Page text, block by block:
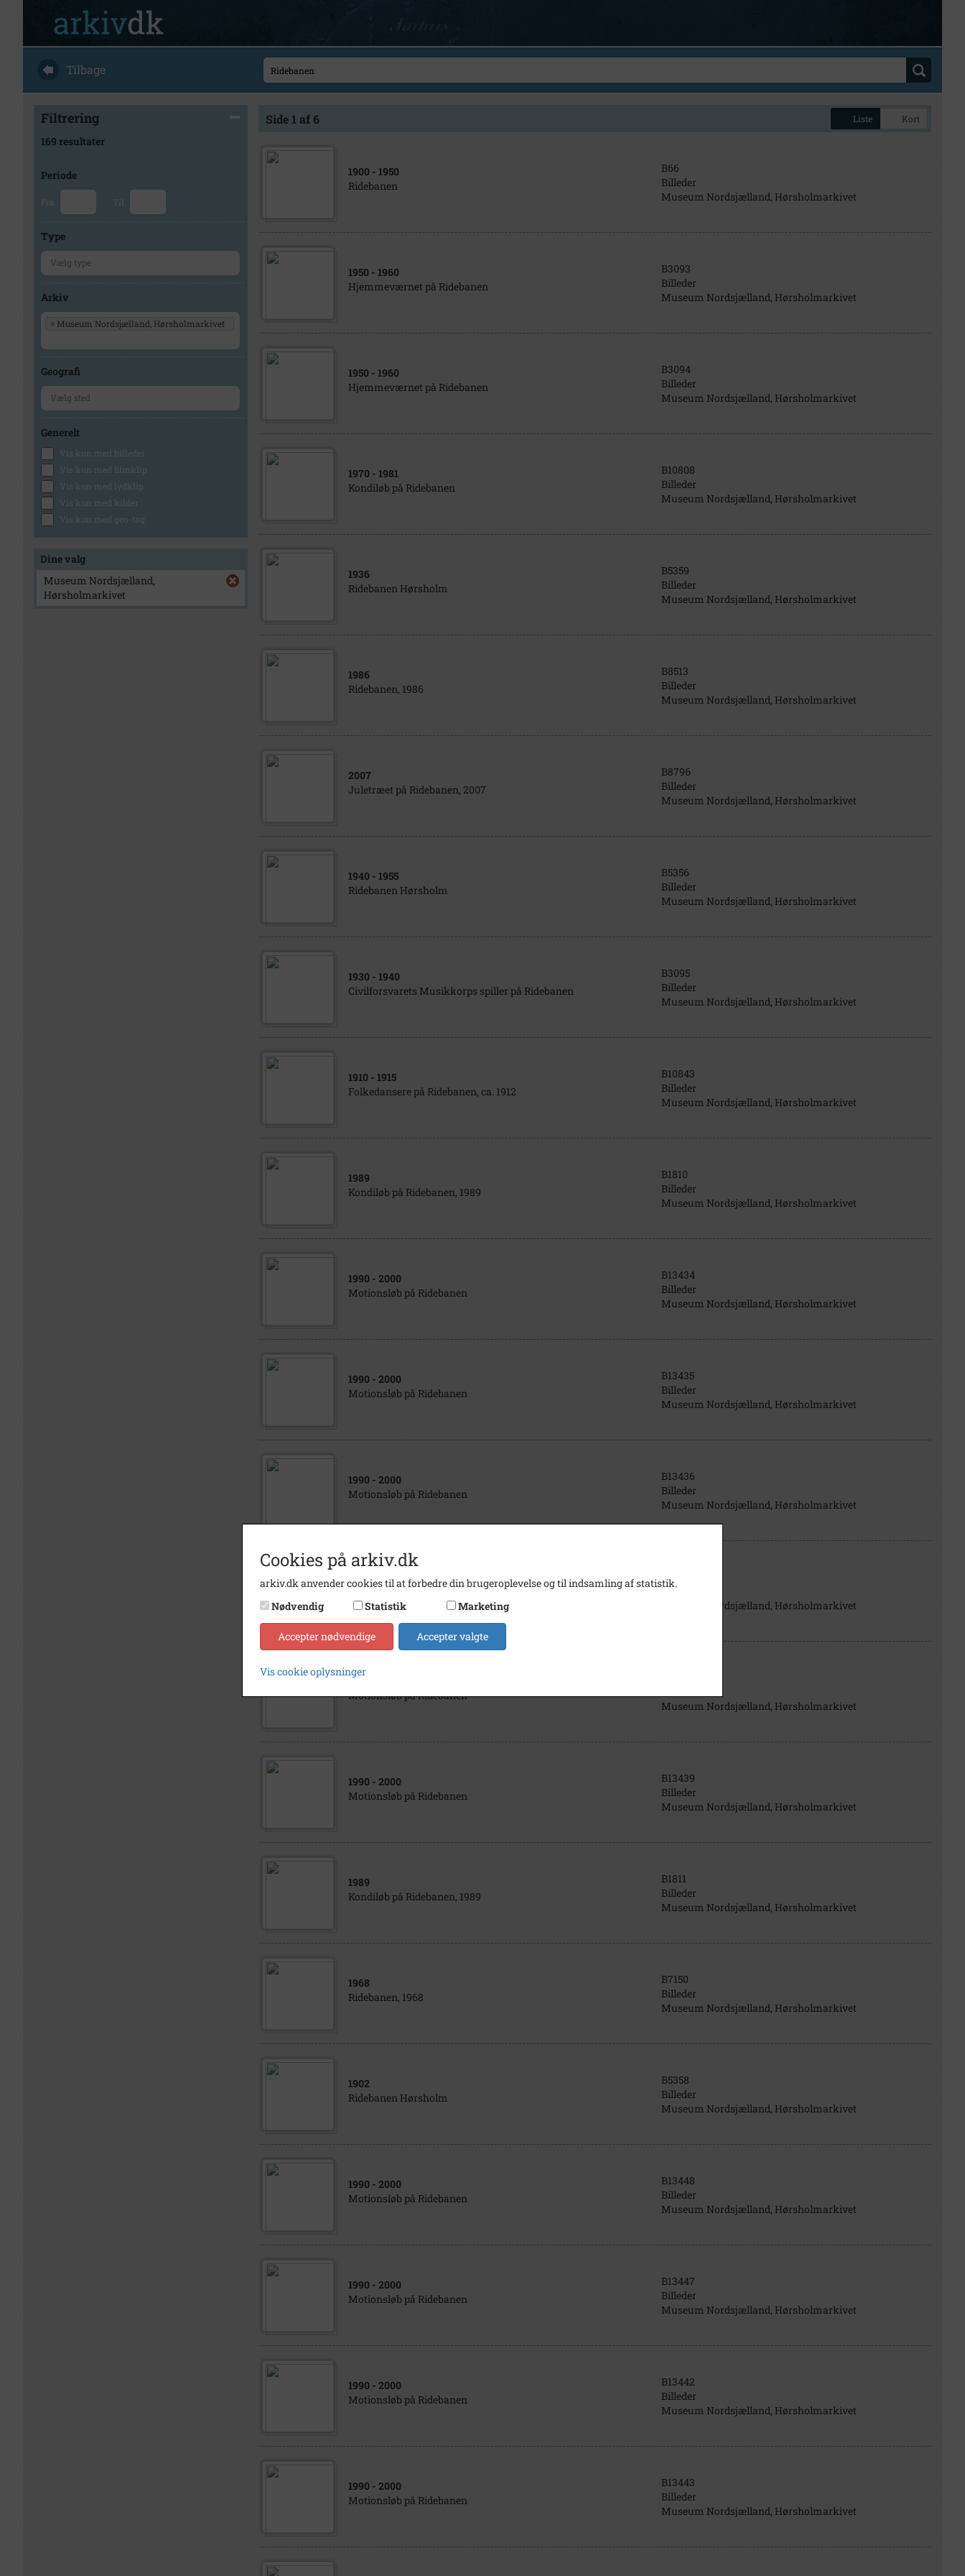
Tilbage
Filtrering
169 resultater
Periode
Fra Til
Type
Arkiv
× Museum Nordsjælland, Hørsholmarkivet
Geografi
Generelt
Vis kun med billeder
Vis kun med filmklip
Vis kun med lydklip
Vis kun med kilder
Vis kun med geo-tag
Dine valg
Museum Nordsjælland,
Hørsholmarkivet
Side 1 af 6 Liste Kort
1900 - 1950
Ridebanen
B66
Billeder
Museum Nordsjælland, Hørsholmarkivet
1950 - 1960
Hjemmeværnet på Ridebanen
B3093
Billeder
Museum Nordsjælland, Hørsholmarkivet
1950 - 1960
Hjemmeværnet på Ridebanen
B3094
Billeder
Museum Nordsjælland, Hørsholmarkivet
1970 - 1981
Kondiløb på Ridebanen
B10808
Billeder
Museum Nordsjælland, Hørsholmarkivet
1936
Ridebanen Hørsholm
B5359
Billeder
Museum Nordsjælland, Hørsholmarkivet
1986
Ridebanen, 1986
B8513
Billeder
Museum Nordsjælland, Hørsholmarkivet
2007
Juletræet på Ridebanen, 2007
B8796
Billeder
Museum Nordsjælland, Hørsholmarkivet
1940 - 1955
Ridebanen Hørsholm
B5356
Billeder
Museum Nordsjælland, Hørsholmarkivet
1930 - 1940
Civilforsvarets Musikkorps spiller på Ridebanen
B3095
Billeder
Museum Nordsjælland, Hørsholmarkivet
1910 - 1915
Folkedansere på Ridebanen, ca. 1912
B10843
Billeder
Museum Nordsjælland, Hørsholmarkivet
1989
Kondiløb på Ridebanen, 1989
B1810
Billeder
Museum Nordsjælland, Hørsholmarkivet
1990 - 2000
Motionsløb på Ridebanen
B13434
Billeder
Museum Nordsjælland, Hørsholmarkivet
1990 - 2000
Motionsløb på Ridebanen
B13435
Billeder
Museum Nordsjælland, Hørsholmarkivet
1990 - 2000
Motionsløb på Ridebanen
B13436
Billeder
Museum Nordsjælland, Hørsholmarkivet
1990- 2000
B13437
Billeder
Museum Nordsjælland, Hørsholmarkivet
1990
Motionsløb på Ridebanen
Museum Nordsjælland, Hørsholmarkivet
1990 - 2000
Motionsløb på Ridebanen
B13439
Billeder
Museum Nordsjælland, Hørsholmarkivet
1989
Kondiløb på Ridebanen, 1989
B1811
Billeder
Museum Nordsjælland, Hørsholmarkivet
1968
Ridebanen, 1968
B7150
Billeder
Museum Nordsjælland, Hørsholmarkivet
1902
Ridebanen Hørsholm
B5358
Billeder
Museum Nordsjælland, Hørsholmarkivet
1990 - 2000
Motionsløb på Ridebanen
B13448
Billeder
Museum Nordsjælland, Hørsholmarkivet
1990 - 2000
Motionsløb på Ridebanen
B13447
Billeder
Museum Nordsjælland, Hørsholmarkivet
1990 - 2000
Motionsløb på Ridebanen
B13442
Billeder
Museum Nordsjælland, Hørsholmarkivet
1990 - 2000
Motionsløb på Ridebanen
B13443
Billeder
Museum Nordsjælland, Hørsholmarkivet
Cookies på arkiv.dk
arkiv.dk anvender cookies til at forbedre din brugeroplevelse og til indsamling af statistik.
Nødvendig
Statistik Marketing
Accepter nødvendige Accepter valgte
Vis cookie oplysninger